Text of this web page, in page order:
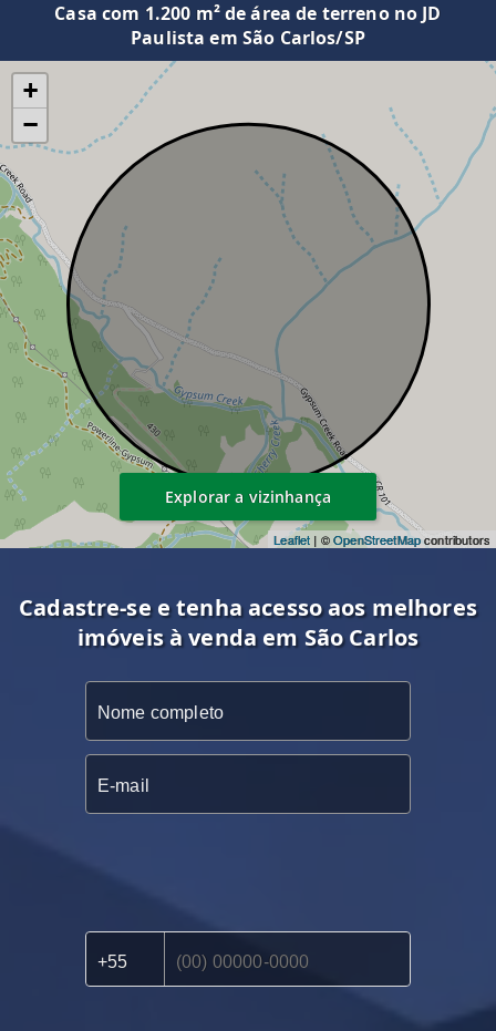
Casa com 1.200 m² de área de terreno no JD
Paulista em São Carlos/SP
+
−
Leaflet | ©OpenStreetMapcontributors
Explorar a vizinhança
Cadastre-se e tenha acesso aos melhores
imóveis à venda em São Carlos